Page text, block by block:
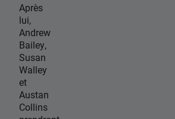
Après
lui,
Andrew
Bailey,
Susan
Walley
et
Austan
Collins